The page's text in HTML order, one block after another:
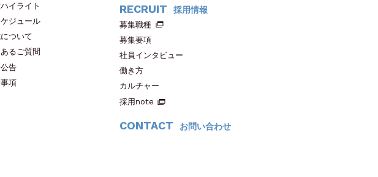
イライト
ジュール
ついて
るご質問
告
項
RECRUIT 採用情報
募集職種
募集要項
社員インタビュー
働き方
カルチャー
採用note
CONTACT お問い合わせ